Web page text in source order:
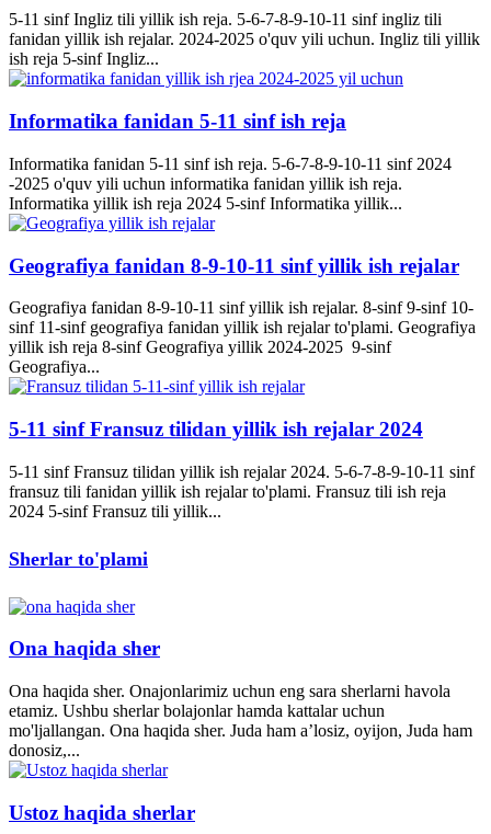
5-11 sinf Ingliz tili yillik ish reja. 5-6-7-8-9-10-11 sinf ingliz tili
fanidan yillik ish rejalar. 2024-2025 o'quv yili uchun. Ingliz tili yillik
ish reja 5-sinf Ingliz...
Informatika fanidan 5-11 sinf ish reja
Informatika fanidan 5-11 sinf ish reja. 5-6-7-8-9-10-11 sinf 2024
-2025 o'quv yili uchun informatika fanidan yillik ish reja.
Informatika yillik ish reja 2024 5-sinf Informatika yillik...
Geografiya fanidan 8-9-10-11 sinf yillik ish rejalar
Geografiya fanidan 8-9-10-11 sinf yillik ish rejalar. 8-sinf 9-sinf 10-
sinf 11-sinf geografiya fanidan yillik ish rejalar to'plami. Geografiya
yillik ish reja 8-sinf Geografiya yillik 2024-2025 9-sinf
Geografiya...
5-11 sinf Fransuz tilidan yillik ish rejalar 2024
5-11 sinf Fransuz tilidan yillik ish rejalar 2024. 5-6-7-8-9-10-11 sinf
fransuz tili fanidan yillik ish rejalar to'plami. Fransuz tili ish reja
2024 5-sinf Fransuz tili yillik...
Sherlar to'plami
Ona haqida sher
Ona haqida sher. Onajonlarimiz uchun eng sara sherlarni havola
etamiz. Ushbu sherlar bolajonlar hamda kattalar uchun
mo'ljallangan. Ona haqida sher. Juda ham a’losiz, oyijon, Juda ham
donosiz,...
Ustoz haqida sherlar